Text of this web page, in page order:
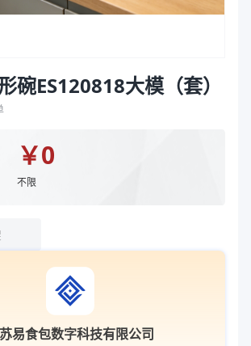
碗ES120818大模（套）
￥0
不限
易食包数字科技有限公司